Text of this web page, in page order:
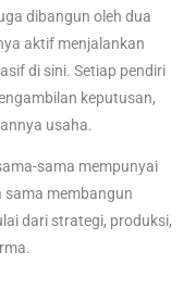
dibangun oleh dua
aktif menjalankan
di sini. Setiap pendiri
keputusan,
usaha.
sama mempunyai
sama membangun
dari strategi, produksi,